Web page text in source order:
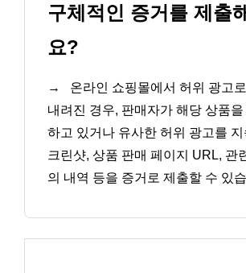
구체적인 증거를 제출
요?
→
온라인 쇼핑몰에서 허위 광고
내려진 경우, 판매자가 해당 상품을
하고 있거나 유사한 허위 광고를
크린샷, 상품 판매 페이지 URL, 관
의 내역 등을 증거로 제출할 수 있